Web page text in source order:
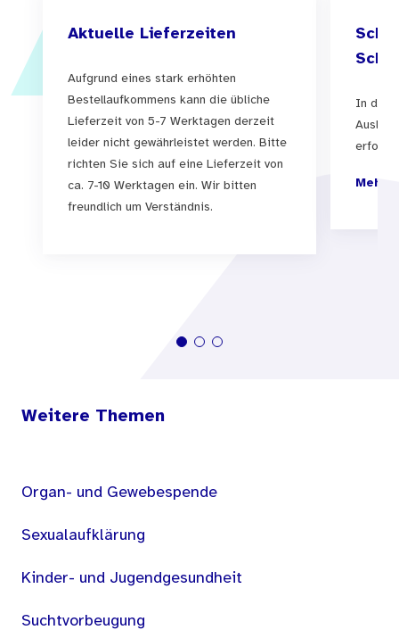
Aktuelle Lieferzeiten
Aufgrund eines stark erhöhten
Bestellaufkommens kann die übliche
Lieferzeit von 5-7 Werktagen derzeit
leider nicht gewährleistet werden. Bitte
richten Sie sich auf eine Lieferzeit von
ca. 7-10 Werktagen ein. Wir bitten
freundlich um Verständnis.
In der
Mehr
Weitere Themen
Organ- und Gewebespende
Sexualaufklärung
Kinder- und Jugendgesundheit
Suchtvorbeugung